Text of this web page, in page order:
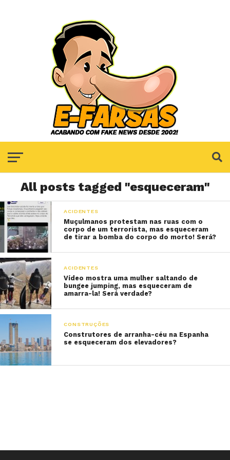
All posts tagged "esqueceram"
ACIDENTES
Muçulmanos protestam nas ruas com o
corpo de um terrorista, mas esqueceram
de tirar a bomba do corpo do morto! Será?
ACIDENTES
Vídeo mostra uma mulher saltando de
bungee jumping, mas esqueceram de
amarra-la! Será verdade?
CONSTRUÇÕES
Construtores de arranha-céu na Espanha
se esqueceram dos elevadores?